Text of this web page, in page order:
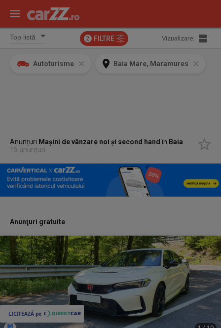
2 FILTRE Vizualizare:
Autoturisme Baia Mare, Maramures
Anunțuri Mașini de vânzare noi și second hand în Baia Mare, Maramures
15 anunțuri
Anunţuri gratuite